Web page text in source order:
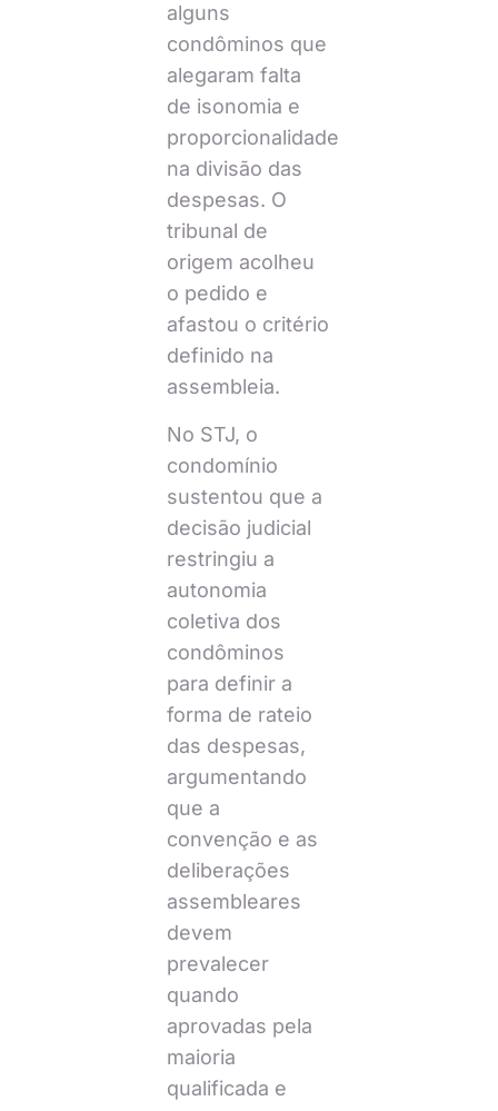
alguns
condôminos que
alegaram falta
de isonomia e
proporcionalidade
na divisão das
despesas. O
tribunal de
origem acolheu
o pedido e
afastou o critério
definido na
assembleia.
No STJ, o
condomínio
sustentou que a
decisão judicial
restringiu a
autonomia
coletiva dos
condôminos
para definir a
forma de rateio
das despesas,
argumentando
que a
convenção e as
deliberações
assembleares
devem
prevalecer
quando
aprovadas pela
maioria
qualificada e